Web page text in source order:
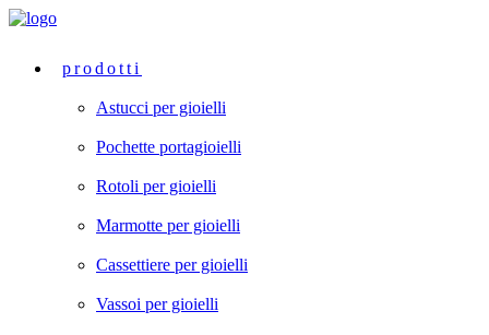
prodotti
Astucci per gioielli
Pochette portagioielli
Rotoli per gioielli
Marmotte per gioielli
Cassettiere per gioielli
Vassoi per gioielli